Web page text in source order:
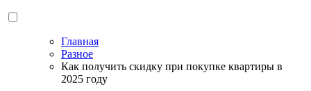
Главная
Разное
Как получить скидку при покупке квартиры в
2025 году